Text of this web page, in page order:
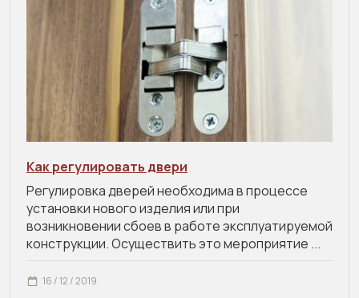
Как регулировать двери
Регулировка дверей необходима в процессе
установки нового изделия или при
возникновении сбоев в работе эксплуатируемой
конструкции. Осуществить это мероприятие ...
16 / 12 / 2019